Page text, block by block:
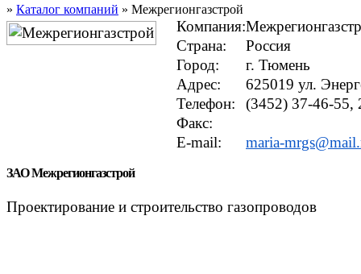
» Каталог компаний » Межрегионгазстрой
Компания:
Страна:
Россия
Город:
г. Тюмень
Адрес:
625019 ул.
Телефон:
(3452) 37-46-55,
Факс:
E-mail:
maria-
ЗАО Межрегионгазстрой
Проектирование и строительство газопроводов